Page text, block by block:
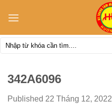
Tìm
kiếm:
342A6096
Published 22 Tháng 12, 2022